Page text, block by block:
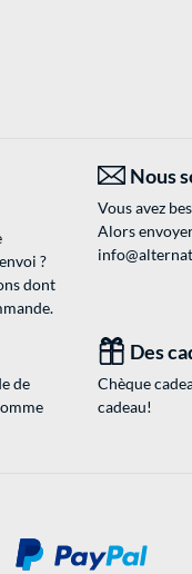
?
dont
Nous
Vous avez
Alors
de
Des
Chèque
cadeau!